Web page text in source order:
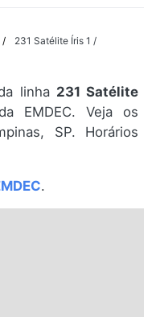
231 Satélite Íris 1 /
linha 231 Satélite
EMDEC. Veja os
SP. Horários
.